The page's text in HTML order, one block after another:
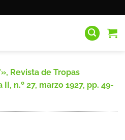
Revista de Tropas
n.º 27, marzo 1927, pp. 49-